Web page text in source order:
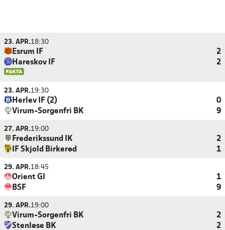
23. APR.18:30
Esrum IF
2
Hareskov IF
2
23. APR.19:30
Herlev IF (2)
0
Virum-Sorgenfri BK
9
27. APR.19:00
Frederikssund IK
2
IF Skjold Birkerød
1
29. APR.18:45
Orient GI
1
BSF
9
29. APR.19:00
Virum-Sorgenfri BK
2
Stenløse BK
2